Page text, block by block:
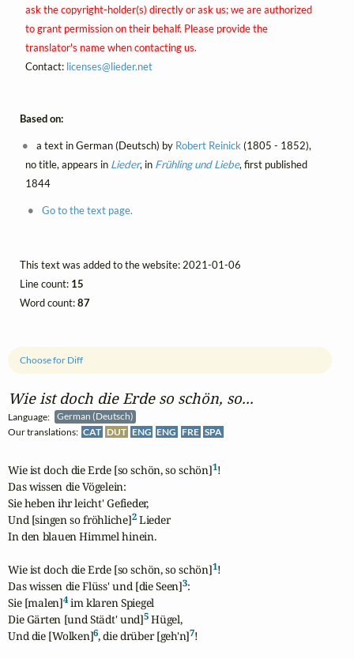
Wie ist doch die Erde so schön, so...
Language:
German (Deutsch)
Our translations: CAT DUT ENG ENG FRE SPA
Choose for Diff
Wie ist doch die Erde [so schön, so schön]1!
Das wissen die Vögelein:
Sie heben ihr leicht' Gefieder,
Und [singen so fröhliche]2 Lieder
In den blauen Himmel hinein.
Wie ist doch die Erde [so schön, so schön]1!
Das wissen die Flüss' und [die Seen]3:
Sie [malen]4 im klaren Spiegel
Die Gärten [und Städt' und]5 Hügel,
Und die [Wolken]6, die drüber [geh'n]7!
ask the copyright-holder(s) directly or ask us; we are authorized
to grant permission on their behalf. Please provide the
translator's name when contacting us.
Contact: licenses@lieder.net
Based on:
a text in German (Deutsch) by Robert Reinick(1805 - 1852),
no title, appears in Lieder, in Frühling und Liebe, first published
1844
Go to the text page.
This text was added to the website: 2021-01-06
Line count: 15
Word count:87